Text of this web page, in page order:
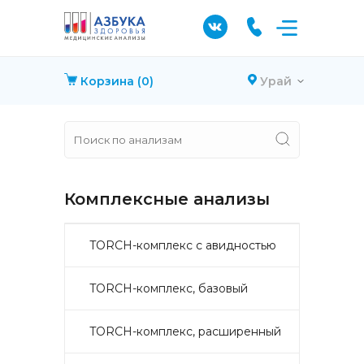
Корзина (0) Урай
Комплексные анализы
TORCH-комплекс с авидностью
TORCH-комплекс, базовый
TORCH-комплекс, расширенный